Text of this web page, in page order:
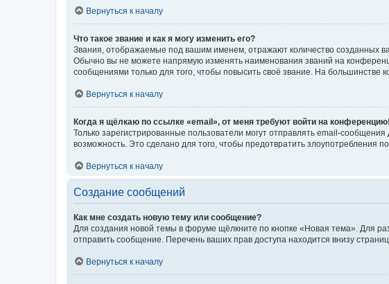
Вернуться к началу
Что такое звание и как я могу изменить его?
Звания, отображаемые под вашим именем, отражают количество созданных
Обычно вы не можете напрямую изменять наименования званий на
сообщениями только для того, чтобы повысить своё звание. На
Вернуться к началу
Когда я щёлкаю по ссылке «email», от меня требуют войти на конференцию!
Только зарегистрированные пользователи могут отправлять email-
возможность. Это сделано для того, чтобы предотвратить злоупотребления
Вернуться к началу
Создание сообщений
Как мне создать новую тему или сообщение?
Для создания новой темы в форуме щёлкните по кнопке «Новая тема». Для
отправить сообщение. Перечень ваших прав доступа находится внизу
Вернуться к началу